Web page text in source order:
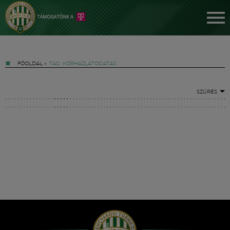
FŐOLDAL » TAG: KÓRHÁZLÁTOGATÁS
SZŰRÉS
Hírek